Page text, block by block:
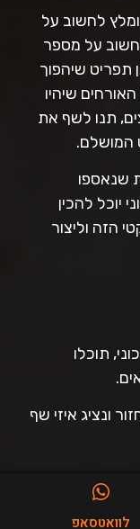
לחשוב על
על מספר
תפריט שיהפוך
שיהיו
תנו לשף את
המושלם.
שנאספו
יוכל להכין
הזה וליצור
תוכלו
ונציג איזי שף
לוואטסאפ